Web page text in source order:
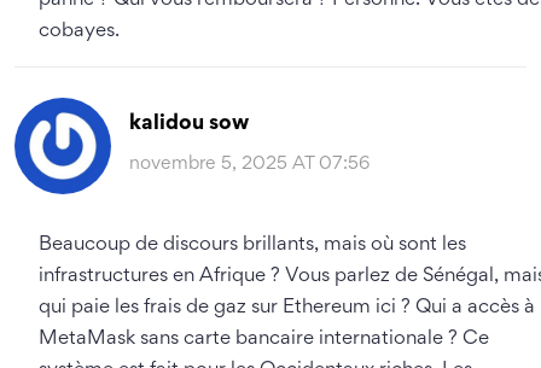
cobayes.
kalidou sow
novembre 5, 2025 AT 07:56
Beaucoup de discours brillants, mais où sont les
infrastructures en Afrique ? Vous parlez de Sénégal,
qui paie les frais de gaz sur Ethereum ici ? Qui a accès à
MetaMask sans carte bancaire internationale ? Ce